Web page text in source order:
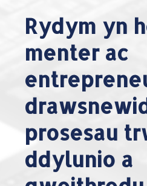
Rydym yn
menter ac
prosesau
ddylunio a